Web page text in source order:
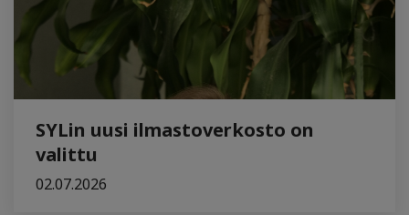
SYLin uusi ilmastoverkosto on
valittu
02.07.2026